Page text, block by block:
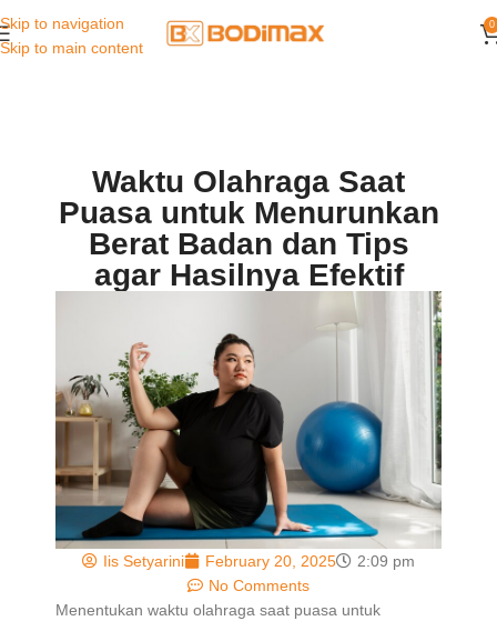
Skip to navigation
Skip to main content
0
Waktu Olahraga Saat
Puasa untuk Menurunkan
Berat Badan dan Tips
agar Hasilnya Efektif
Iis Setyarini February 20, 2025
2:09 pm
No Comments
Menentukan waktu olahraga saat puasa untuk